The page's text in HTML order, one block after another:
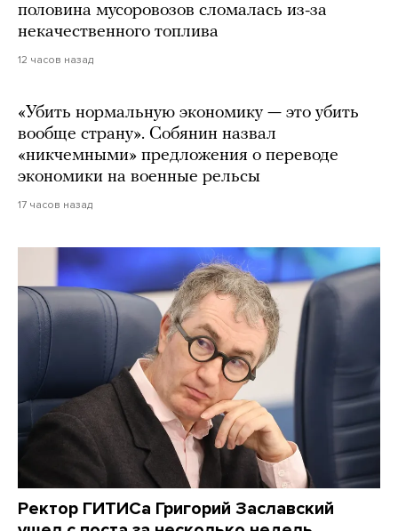
половина мусоровозов сломалась из-за
некачественного топлива
12 часов назад
«Убить нормальную экономику — это убить
вообще страну». Собянин назвал
«никчемными» предложения о переводе
экономики на военные рельсы
17 часов назад
Ректор ГИТИСа Григорий Заславский